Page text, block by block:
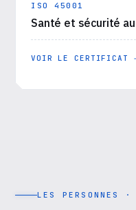
ISO 45001
Santé et sécurité
VOIR LE CERTIFICAT
LES PERSONNES